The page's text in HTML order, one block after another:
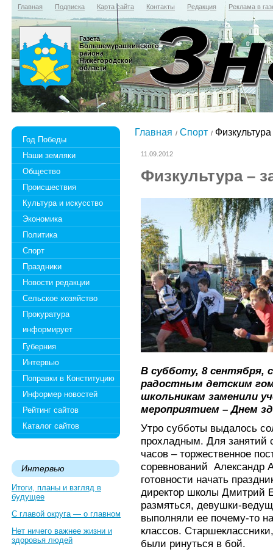
Главная Подписка Карта сайта Контакты Редакция Реклама в
Газета
Большемурашкинского
района
Нижегородской
области
Год Победы
Наши земляки
Общество
Происшествия
Культура и искусство
Экономика
Политика
Спорт
Праздники
Новости редакции
Сельское хозяйство
Прокуратура
информирует
Губерния
Интервью
Поправки в Конституцию
Информер новостей
Рейтинг сайтов
Каталог сайтов
Интервью
Итоги, планы и взгляд в
будущее
С главой округа — о главном
Нет ничего важнее жизни и
здоровья людей
Главная Спорт
11.09.2012
Физкультура –
В субботу, 8 сентября,
радостным детским
школьникам заменили
мероприятием – Днем
Утро субботы выдалось
прохладным. Для занятий
часов – торжественное
соревнований Александр
готовности начать
директор школы Дмитрий
размяться, девушки-
выполняли ее почему-то
классов.
были ринуться в бой.